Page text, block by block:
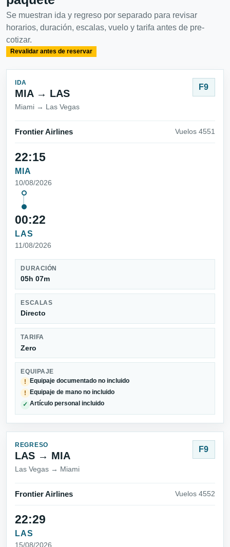
Se muestran ida y regreso por separado para revisar
horarios, duración, escalas, vuelo y tarifa antes de pre-
cotizar.
Revalidar antes de reservar
IDA
MIA → LAS
Miami → Las Vegas
F9
Frontier Airlines Vuelos 4551
22:15
MIA
10/08/2026
00:22
LAS
11/08/2026
DURACIÓN
05h 07m
ESCALAS
Directo
TARIFA
Zero
EQUIPAJE
!
Equipaje documentado no incluido
! Equipaje de mano no incluido
✓ Artículo personal incluido
REGRESO
LAS → MIA
Las Vegas → Miami
F9
Frontier Airlines Vuelos 4552
22:29
LAS
15/08/2026